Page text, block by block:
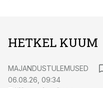
HETKEL KUUM
MAJANDUSTULEMUSED
06.08.26, 09:34